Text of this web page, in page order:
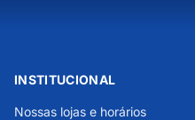
INSTITUCIONAL
Nossas lojas e horários